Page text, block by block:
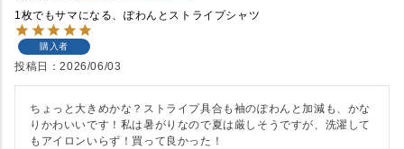
1枚でもサマになる、ぽわんとストライプシャツ
購入者
投稿日 2026/06/03
ちょっと大きめかな？ストライプ具合も袖のぽわんと加減も、かな
りかわいいです！私は暑がりなので夏は厳しそうですが、洗濯して
もアイロンいらず！買って良かった！